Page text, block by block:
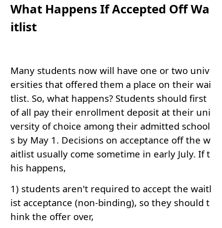
What Happens If Accepted Off Wa
itlist
Many students now will have one or two univ
ersities that offered them a place on their wai
tlist. So, what happens? Students should first
of all pay their enrollment deposit at their uni
versity of choice among their admitted school
s by May 1. Decisions on acceptance off the w
aitlist usually come sometime in early July. If t
his happens,
1) students aren't required to accept the waitl
ist acceptance (non-binding), so they should t
hink the offer over,